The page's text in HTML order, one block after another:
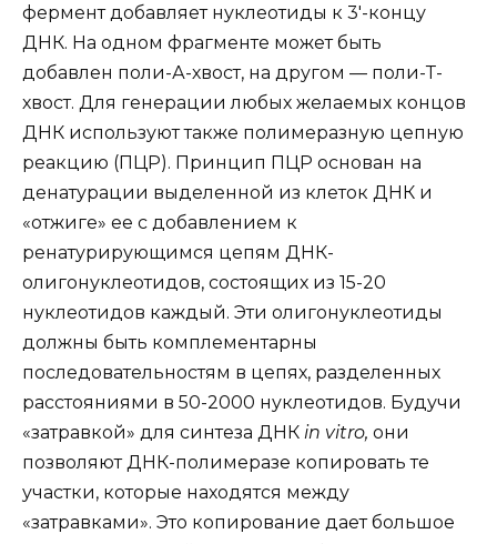
фермент добавляет нуклеотиды к 3′-концу
ДНК. На одном фрагменте может быть
добавлен поли-А-хвост, на другом — поли-Т-
хвост. Для генерации любых желаемых концов
ДНК используют также полимеразную цепную
реакцию (ПЦР). Принцип ПЦР основан на
денатурации выделенной из клеток ДНК и
«отжиге» ее с добавлением к
ренатурирующимся цепям ДНК-
олигонуклеотидов, состоящих из 15-20
нуклеотидов каждый. Эти олигонуклеотиды
должны быть комплементарны
последовательностям в цепях, разделенных
расстояниями в 50-2000 нуклеотидов. Будучи
«затравкой» для синтеза ДНК in vitro, они
позволяют ДНК-полимеразе копировать те
участки, которые находятся между
«затравками». Это копирование дает большое